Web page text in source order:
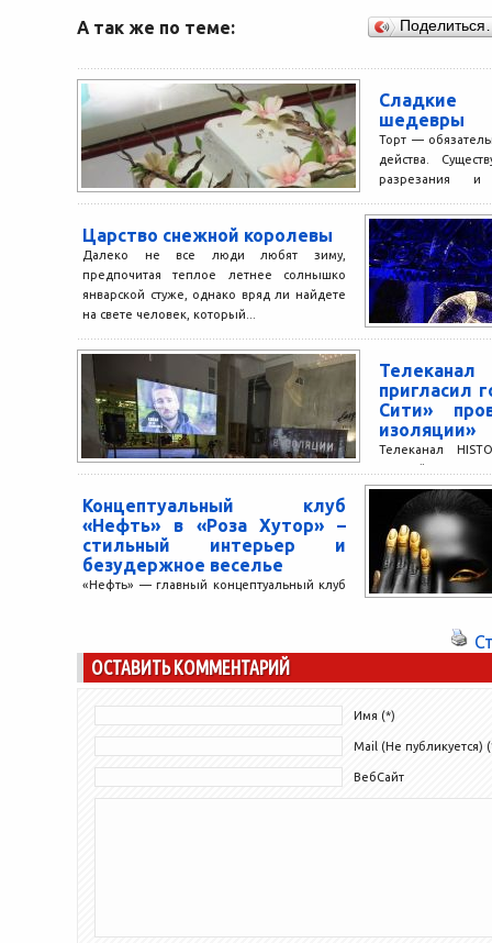
А так же по теме:
шедевры
Торт —
действа.
разрезания и
сделать...
Царство снежной королевы
Далеко не все люди любят зиму,
предпочитая теплое летнее солнышко
январской стуже, однако вряд ли найдете
на свете человек, который...
пригласил
Сити»
изоляции»
Телеканал
смелый и
истории
дикой
«В изоляции» в...
Концептуальный клуб
«Нефть» в «Роза Хутор» –
стильный интерьер и
безудержное веселье
«Нефть» — главный концептуальный клуб
ОСТАВИТЬ КОММЕНТАРИЙ
Имя (*)
Mail (Не публикуется)
ВебСайт